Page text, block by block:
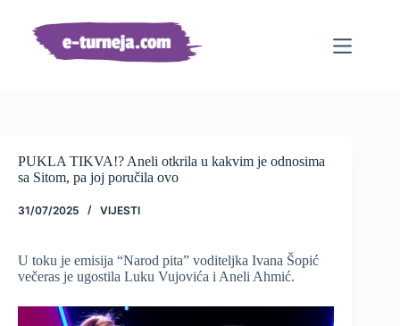
sadržaj
PUKLA TIKVA!? Aneli otkrila u kakvim je odnosima
sa Sitom, pa joj poručila ovo
31/07/2025 VIJESTI
U toku je emisija “Narod pita” voditeljka Ivana Šopić
večeras je ugostila Luku Vujovića i Aneli Ahmić.